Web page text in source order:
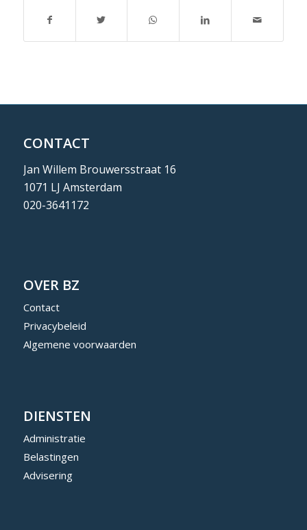
CONTACT
Jan Willem Brouwersstraat 16
1071 LJ Amsterdam
020-3641172
OVER BZ
Contact
Privacybeleid
Algemene voorwaarden
DIENSTEN
Administratie
Belastingen
Advisering